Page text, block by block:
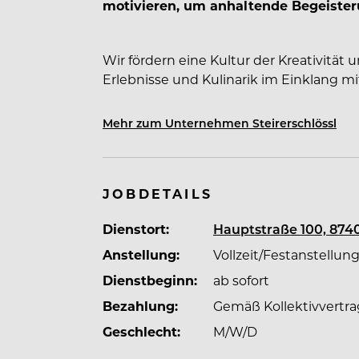
motivieren, um anhaltende
Wir fördern eine Kultur der Kreativität
Erlebnisse und Kulinarik im Einklang
allen Bereichen unseres Tuns.
Unser Mut und unsere Leidenschaft,
treiben. Wir leben herzliche
erklärten Eigenschaften an jedem
Handlung. Damit schaffen wir mit
unseren Gästen und das Bedürfnis,
Orten" von TAUROA.
Mehr zum Unternehmen Steirerschlössl
JOBDETAILS
Dienstort:
Hauptstraße 100,
Anstellung:
Vollzeit/Festanstellung
Dienstbeginn:
ab sofort
Bezahlung:
Gemäß
Geschlecht:
M/W/D